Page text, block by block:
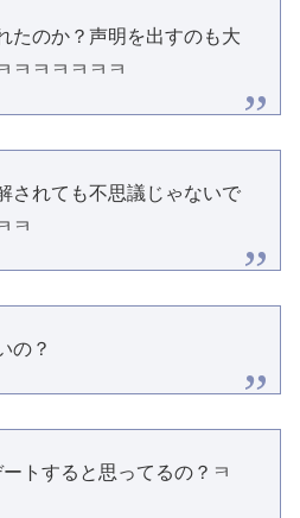
たのか？声明を出すのも大
ㅋㅋㅋㅋㅋㅋ
されても不思議じゃないで
ㅋ
の？
トすると思ってるの？ㅋ